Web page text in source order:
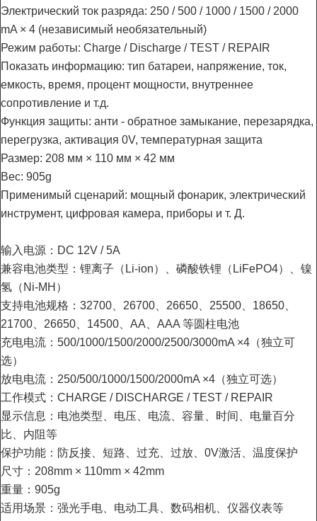
Электрический ток разряда: 250 / 500 / 1000 / 1500 / 2000
mA × 4 (независимый необязательный)
Режим работы: Charge / Discharge / TEST / REPAIR
Показать информацию: тип батареи, напряжение, ток,
емкость, время, процент мощности, внутреннее
сопротивление и т.д.
Функция защиты: анти - обратное замыкание, перезарядка,
перегрузка, активация 0V, температурная защита
Размер: 208 мм × 110 мм × 42 мм
Вес: 905g
Применимый сценарий: мощный фонарик, электрический
инструмент, цифровая камера, приборы и т. Д.
输入电源：DC 12V / 5A
兼容电池类型：锂离子（Li-ion）、磷酸铁锂（LiFePO4）、镍
氢（Ni-MH）
支持电池规格：32700、26700、26650、25500、18650、
21700、26650、14500、AA、AAA 等圆柱电池
充电电流：500/1000/1500/2000/2500/3000mA ×4（独立可
选）
放电电流：250/500/1000/1500/2000mA ×4（独立可选）
工作模式：CHARGE / DISCHARGE / TEST / REPAIR
显示信息：电池类型、电压、电流、容量、时间、电量百分
比、内阻等
保护功能：防反接、短路、过充、过放、0V激活、温度保护
尺寸：208mm × 110mm × 42mm
重量：905g
适用场景：强光手电、电动工具、数码相机、仪器仪表等
Compatible battery types: Li ion,
Li-ion Battery: 4.2V IMR Battery: